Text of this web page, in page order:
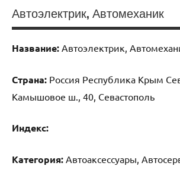
Автоэлектрик, Автомеханик
Название: Автоэлектрик,
Страна: Россия Республика Крым
Камышовое ш., 40, Севастополь
Индекс:
Категория: Автоаксессуары,